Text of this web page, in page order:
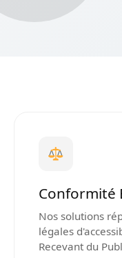
Conformité
Nos solutions
légales
Recevant du